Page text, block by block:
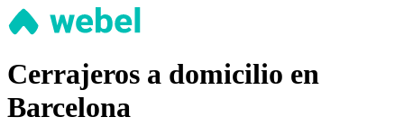
Cerrajeros a domicilio en
Barcelona